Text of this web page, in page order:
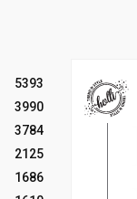
5393
3990
3784
2125
1686